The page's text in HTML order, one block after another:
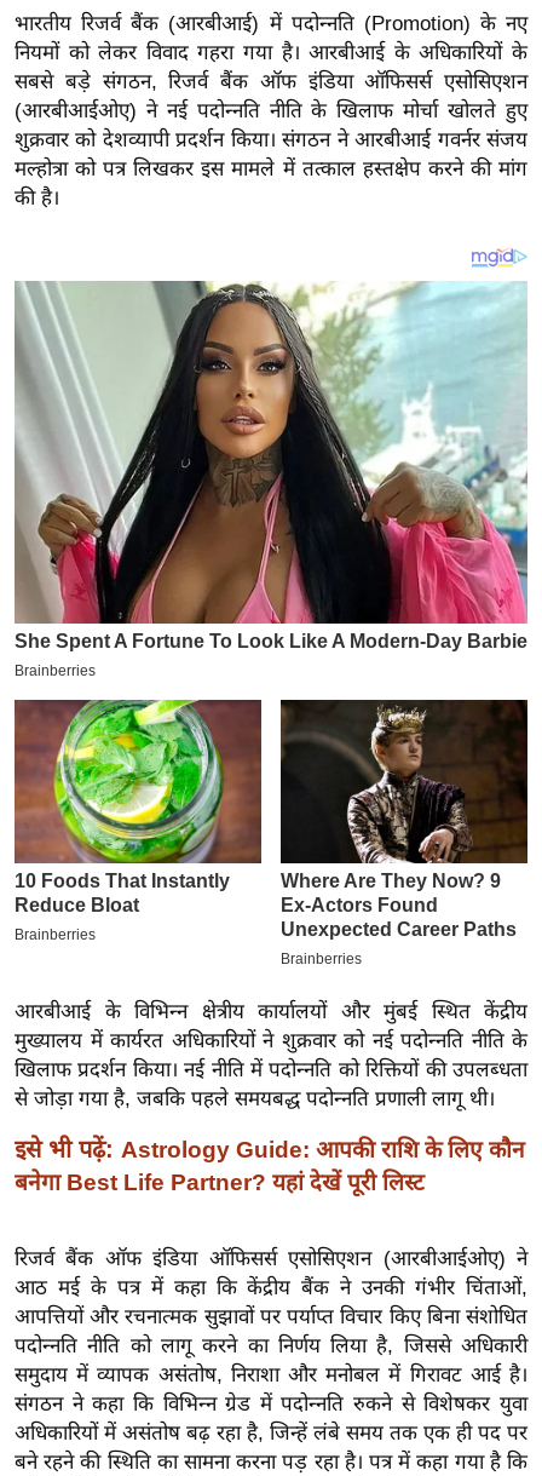
त
वि
शे
ष
ज्ञ
रा
य
ज
ट
खे
ल
ट
P
L
0
2
6
क्रा
म
ई
-
पे
प
मि
सा
ल
बे
मि
सा
श
ख्सि
य
त
यं
ग
इं
भारतीय रिजर्व बैंक (आरबीआई) में पदोन्नति (Promotion) के नए
नियमों को लेकर विवाद गहरा गया है। आरबीआई के अधिकारियों के
सबसे बड़े संगठन, रिजर्व बैंक ऑफ इंडिया ऑफिसर्स एसोसिएशन
(आरबीआईओए) ने नई पदोन्नति नीति के खिलाफ मोर्चा खोलते हुए
शुक्रवार को देशव्यापी प्रदर्शन किया। संगठन ने आरबीआई गवर्नर संजय
मल्होत्रा को पत्र लिखकर इस मामले में तत्काल हस्तक्षेप करने की मांग
की है।
आरबीआई के विभिन्न क्षेत्रीय कार्यालयों और मुंबई स्थित केंद्रीय
मुख्यालय में कार्यरत अधिकारियों ने शुक्रवार को नई पदोन्नति नीति के
खिलाफ प्रदर्शन किया। नई नीति में पदोन्नति को रिक्तियों की उपलब्धता
से जोड़ा गया है, जबकि पहले समयबद्ध पदोन्नति प्रणाली लागू थी।
इसे भी पढ़ें: Astrology Guide: आपकी राशि के लिए कौन
बनेगा Best Life Partner? यहां देखें पूरी लिस्ट
रिजर्व बैंक ऑफ इंडिया ऑफिसर्स एसोसिएशन (आरबीआईओए) ने
आठ मई के पत्र में कहा कि केंद्रीय बैंक ने उनकी गंभीर चिंताओं,
आपत्तियों और रचनात्मक सुझावों पर पर्याप्त विचार किए बिना संशोधित
पदोन्नति नीति को लागू करने का निर्णय लिया है, जिससे अधिकारी
समुदाय में व्यापक असंतोष, निराशा और मनोबल में गिरावट आई है।
संगठन ने कहा कि विभिन्न ग्रेड में पदोन्नति रुकने से विशेषकर युवा
अधिकारियों में असंतोष बढ़ रहा है, जिन्हें लंबे समय तक एक ही पद पर
बने रहने की स्थिति का सामना करना पड़ रहा है। पत्र में कहा गया है कि